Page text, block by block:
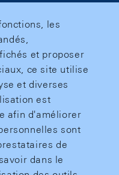
les
et proposer
ce site utilise
et diverses
est
afin d'améliorer
sont
de
dans le